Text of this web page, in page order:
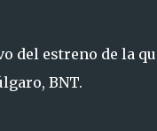
del estreno de la
BNT.